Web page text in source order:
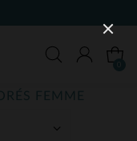
FEMME